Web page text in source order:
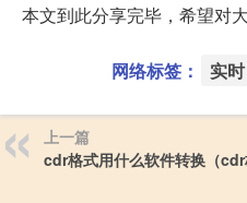
本文到此分享完毕，希望对
网络标签： 实时
上一篇
cdr格式用什么软件转换（cdr